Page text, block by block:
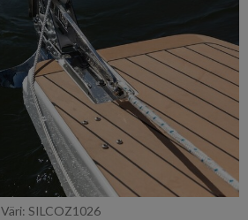
Väri: SILCOZ1026